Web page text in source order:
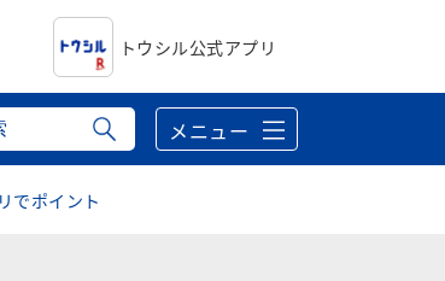
トウシル公式アプリ
メニュー
でポイント